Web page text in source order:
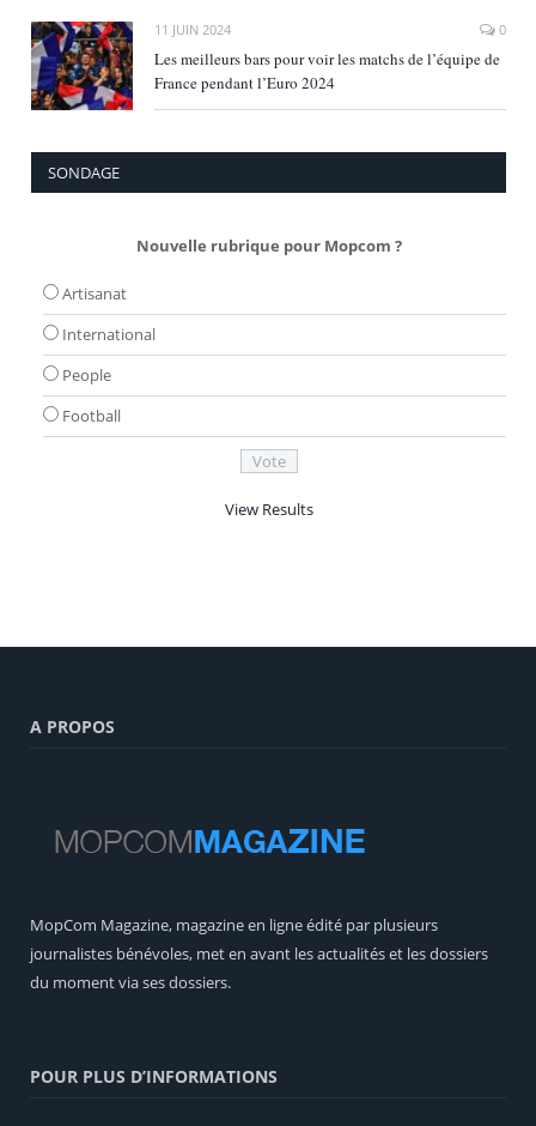
11 JUIN 2024 0
Les meilleurs bars pour voir les matchs de l’équipe de
France pendant l’Euro 2024
SONDAGE
Nouvelle rubrique pour Mopcom ?
Artisanat
International
People
Football
View Results
A PROPOS
MopCom Magazine, magazine en ligne édité par plusieurs
journalistes bénévoles, met en avant les actualités et les dossiers
du moment via ses dossiers.
POUR PLUS D’INFORMATIONS